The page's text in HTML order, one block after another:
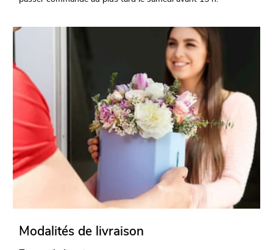
Modalités de livraison